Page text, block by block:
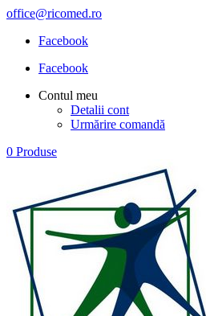
office@ricomed.ro
Facebook
Facebook
Contul meu
Detalii cont
Urmărire comandă
0 Produse